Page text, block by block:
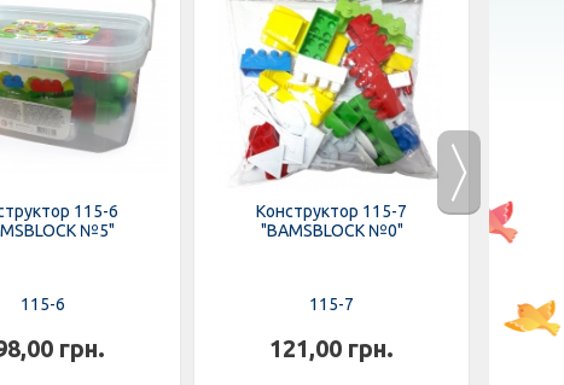
115-6
№5"
115-6
грн.
Конструктор 115-7
"BAMSBLOCK №0"
115-7
121,00 грн.